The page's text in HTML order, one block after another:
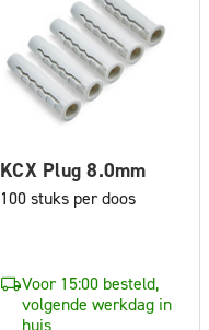
KCX Plug 8.0mm
100 stuks per doos
Voor 15:00 besteld,
volgende werkdag in
huis